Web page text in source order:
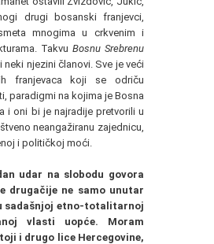
drugi bosanski franjevci,
mnogima u crkvenim i
Takvu Bosnu Srebrenu
neki njezini članovi. Sve je veći
franjevaca koji se odriču
paradigmi na kojima je Bosna
i oni bi je najradije pretvorili u
neangažiranu zajednicu,
i političkoj moći.
udar na slobodu govora
drugačije ne samo unutar
sadašnjoj etno-totalitarnoj
vlasti uopće. Moram
i drugo lice Hercegovine,